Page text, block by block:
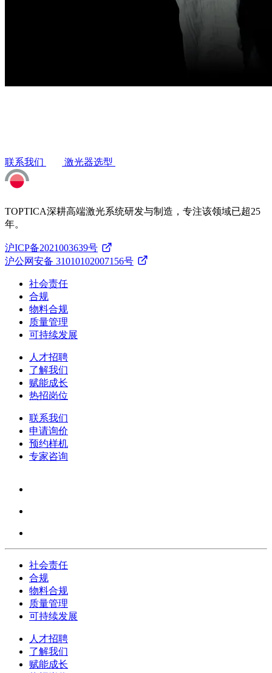
联系我们 激光器选型
TOPTICA深耕高端激光系统研发与制造，专注该领域已超25
年。
沪ICP备2021003639号
沪公网安备 31010102007156号
社会责任
合规
物料合规
质量管理
可持续发展
人才招聘
了解我们
赋能成长
热招岗位
联系我们
申请询价
预约样机
专家咨询
社会责任
合规
物料合规
质量管理
可持续发展
人才招聘
了解我们
赋能成长